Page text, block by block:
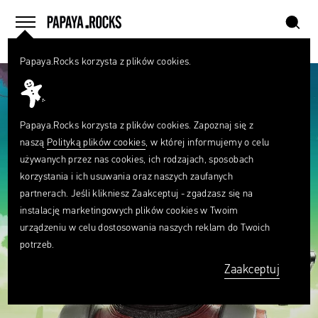
menu
home szukaj
Papaya.Rocks korzysta z plików cookies.
Papaya.Rocks korzysta z plików cookies. Zapoznaj się z
naszą Polityką plików cookies, w której informujemy o celu
używanych przez nas cookies, ich rodzajach, sposobach
korzystania i ich usuwania oraz naszych zaufanych
partnerach. Jeśli klikniesz Zaakceptuj - zgadzasz się na
instalację marketingowych plików cookies w Twoim
urządzeniu w celu dostosowania naszych reklam do Twoich
potrzeb.
Zaakceptuj
Czego
szukasz?